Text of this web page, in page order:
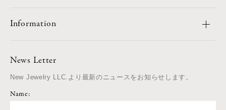
Information
News Letter
New Jewelry LLC.より最新のニュースをお知らせします。
Name: